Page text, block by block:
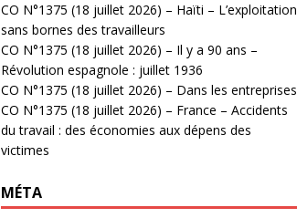
CO N°1375 (18 juillet 2026) – Haïti – L’exploitation
sans bornes des travailleurs
CO N°1375 (18 juillet 2026) – Il y a 90 ans –
Révolution espagnole : juillet 1936
CO N°1375 (18 juillet 2026) – Dans les entreprises
CO N°1375 (18 juillet 2026) – France – Accidents
du travail : des économies aux dépens des
victimes
MÉTA